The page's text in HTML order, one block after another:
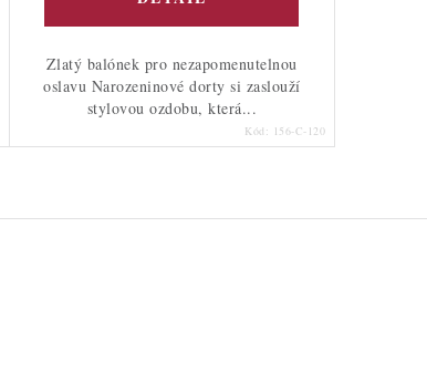
Zlatý balónek pro nezapomenutelnou
oslavu Narozeninové dorty si zaslouží
stylovou ozdobu, která...
Kód: 156-C-120